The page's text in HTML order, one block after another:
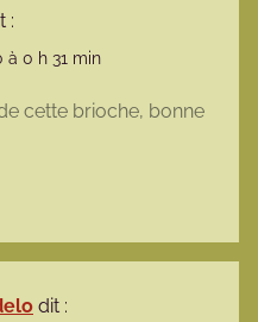
:
à 0 h 31 min
cette brioche, bonne
dit :